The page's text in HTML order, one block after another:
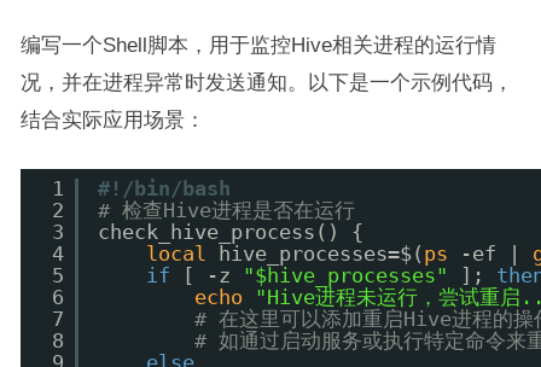
编写一个Shell脚本，用于监控Hive相关进程的运行情
况，并在进程异常时发送通知。以下是一个示例代码，
结合实际应用场景：
1
2
3
4
5
6
7
8
#!/bin/bash
# 检查Hive进程是否在运行
check_hive_process() {
local
hive_processes=$( ps -ef |
if
[ -z "$hive_processes" ];
echo
"Hive进程未运行，尝试重
# 在这里可以添加重启Hive进程的操
# 如通过启动服务或执行特定命令来